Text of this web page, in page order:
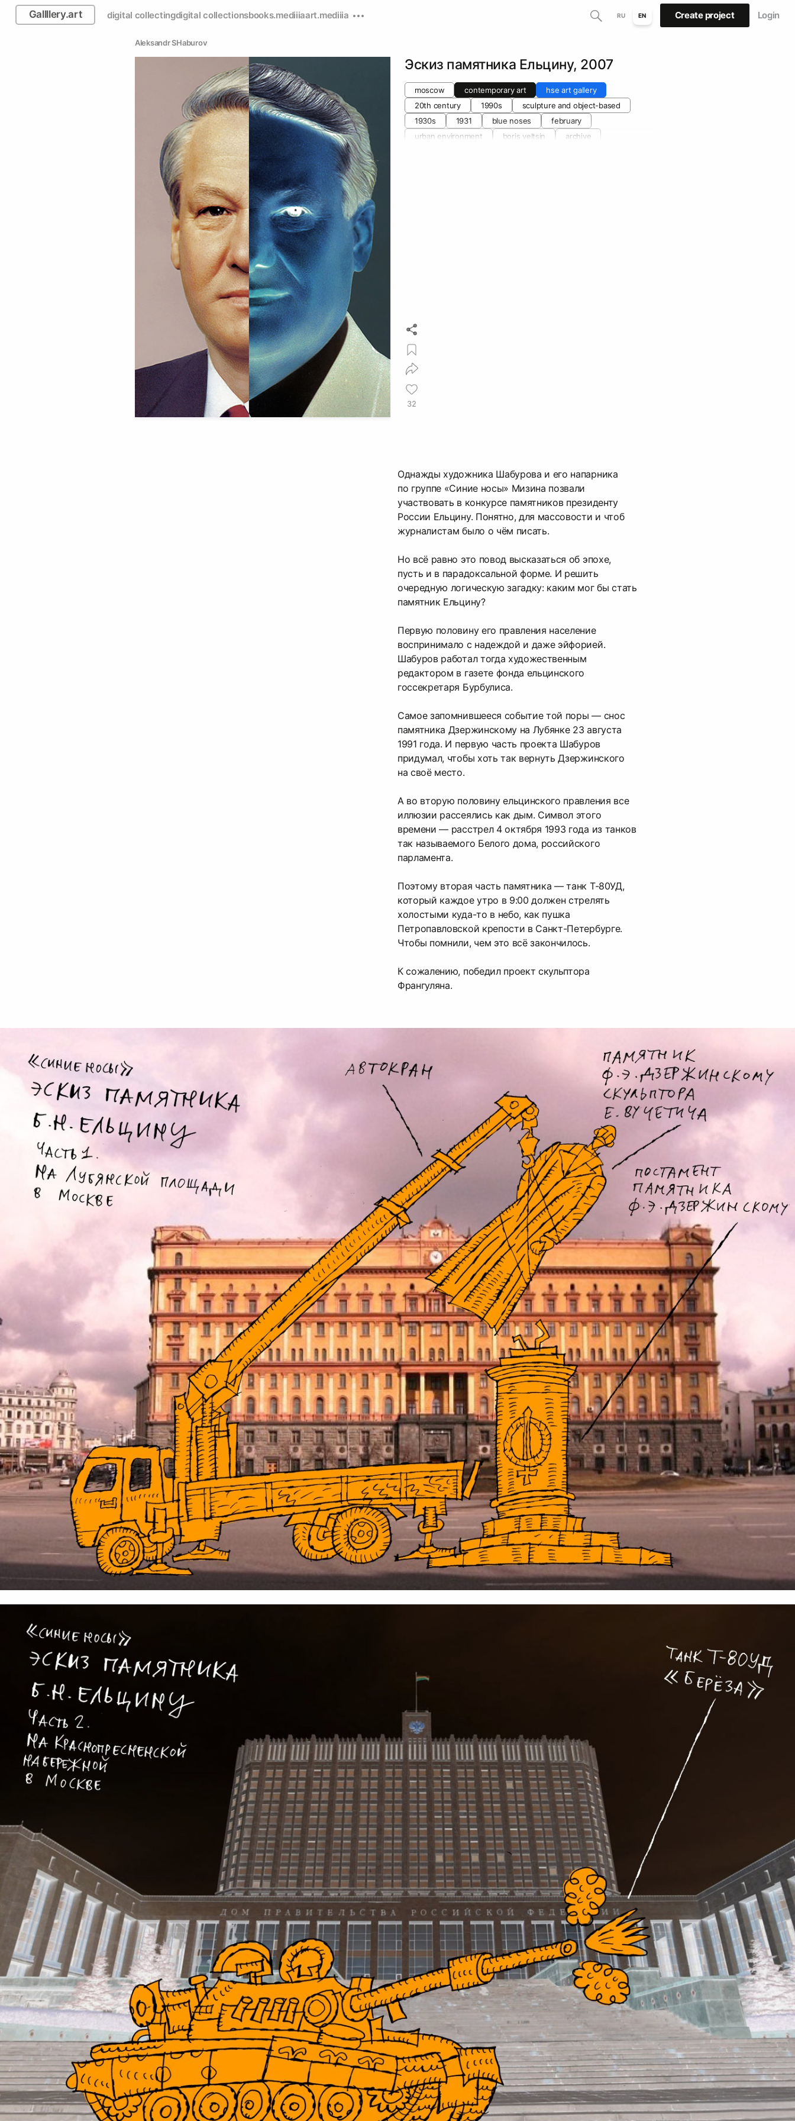
Gallllery.art digital collectingdigital collectionsbooks.mediiiaart.mediiia RU EN Create project Login
Аleksandr SHaburov
Эскиз памятника Ельцину, 2007
moscow contemporary art
hse art gallery
20th century
1990s
sculpture and object-based
1930s
1931 blue noses
february
urban environment
boris yeltsin
archive
32
Однажды художника Шабурова и его напарника
по группе «Синие носы» Мизина позвали
участвовать в конкурсе памятников президенту
России Ельцину. Понятно, для массовости и чтоб
журналистам было о чём писать.
Но всё равно это повод высказаться об эпохе,
пусть и в парадоксальной форме. И решить
очередную логическую загадку: каким мог бы стать
памятник Ельцину?
Первую половину его правления население
воспринимало с надеждой и даже эйфорией.
Шабуров работал тогда художественным
редактором в газете фонда ельцинского
госсекретаря Бурбулиса.
Самое запомнившееся событие той поры — снос
памятника Дзержинскому на Лубянке 23 августа
1991 года. И первую часть проекта Шабуров
придумал, чтобы хоть так вернуть Дзержинского
на своё место.
А во вторую половину ельцинского правления все
иллюзии рассеялись как дым. Символ этого
времени — расстрел 4 октября 1993 года из танков
так называемого Белого дома, российского
парламента.
Поэтому вторая часть памятника — танк Т-80УД,
который каждое утро в 9:00 должен стрелять
холостыми куда-то в небо, как пушка
Петропавловской крепости в Санкт-Петербурге.
Чтобы помнили, чем это всё закончилось.
К сожалению, победил проект скульптора
Франгуляна.